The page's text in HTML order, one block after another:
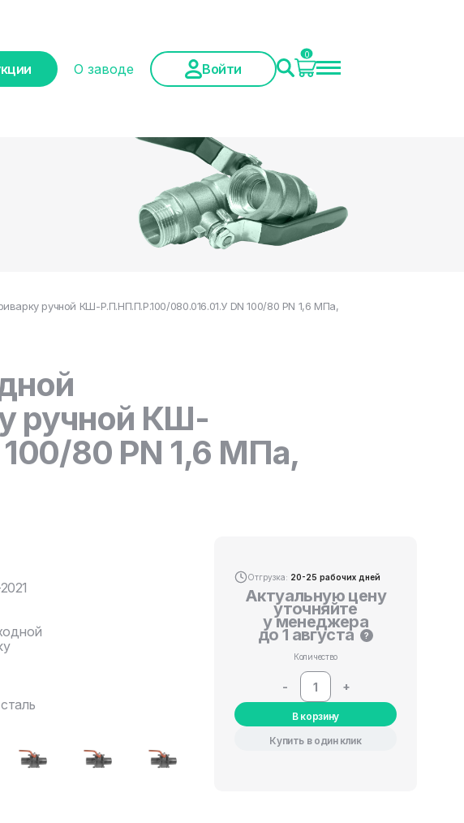
О заводе Войти
0
ручной КШ-Р.П.НП.П.Р.100/080.016.01.У DN 100/80 PN 1,6 МПа,
ручной КШ-
80 PN 1,6 МПа,
Отгрузка: 20-25 рабочих дней
Актуальную цену
уточняйте
у менеджера
до 1 августа ?
Количество
- +
В корзину
Купить в один клик